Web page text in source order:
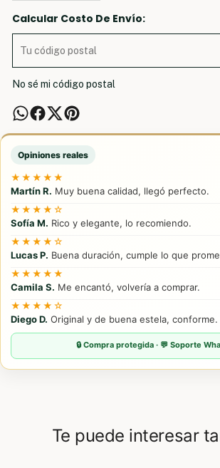
Calcular Costo De Envío:
No sé mi código postal
Opiniones reales
★★★★★
Martín R. Muy buena calidad, llegó perfecto.
★★★★☆
Sofía M. Rico y elegante, lo recomiendo.
★★★★☆
Lucas P. Buena duración, cumple lo que
★★★★★
Camila S. Me encantó, volvería a comprar.
★★★★☆
Diego D. Original y de buena estela, conforme.
🔒 Compra protegida · 💬 Soporte
Te puede interesar